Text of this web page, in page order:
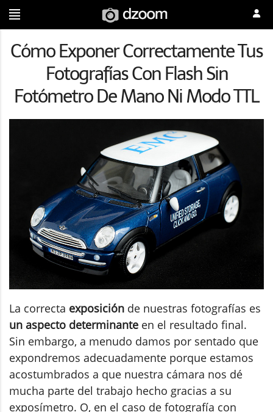
Cómo Exponer Correctamente Tus
Fotografías Con Flash Sin
Fotómetro De Mano Ni Modo TTL
La correcta exposición de nuestras fotografías es
un aspecto determinante en el resultado final.
Sin embargo, a menudo damos por sentado que
expondremos adecuadamente porque estamos
acostumbrados a que nuestra cámara nos dé
mucha parte del trabajo hecho gracias a su
exposímetro. O, en el caso de fotografía con